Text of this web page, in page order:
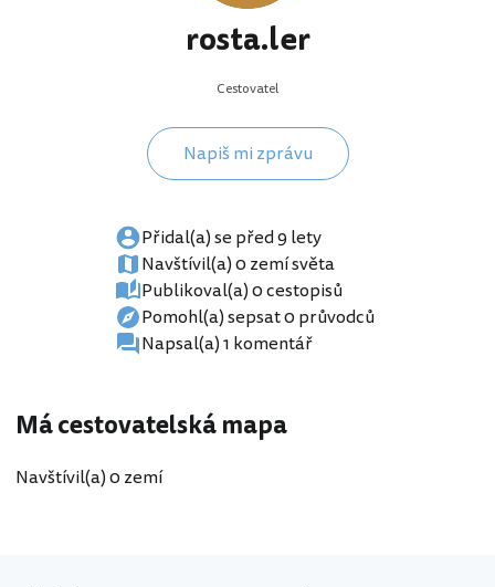
rosta.ler
Cestovatel
Napiš mi zprávu
Přidal(a) se před 9 lety
Navštívil(a) 0 zemí světa
Publikoval(a) 0 cestopisů
Pomohl(a) sepsat 0 průvodců
Napsal(a) 1 komentář
Má cestovatelská mapa
Navštívil(a) 0 zemí